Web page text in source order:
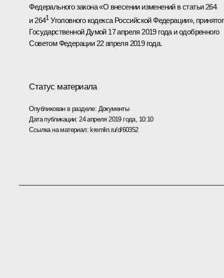
Федерального закона «О внесении изменений в статьи 264
и 2641Уголовного кодекса Российской Федерации»,
Государственной Думой 17 апреля 2019 года и одобренного
Советом Федерации 22 апреля 2019 года.
Статус материала
Опубликован в разделе: Документы
Дата публикации: 24 апреля 2019 года, 10:10
Ссылка на материал: kremlin.ru/d/60352